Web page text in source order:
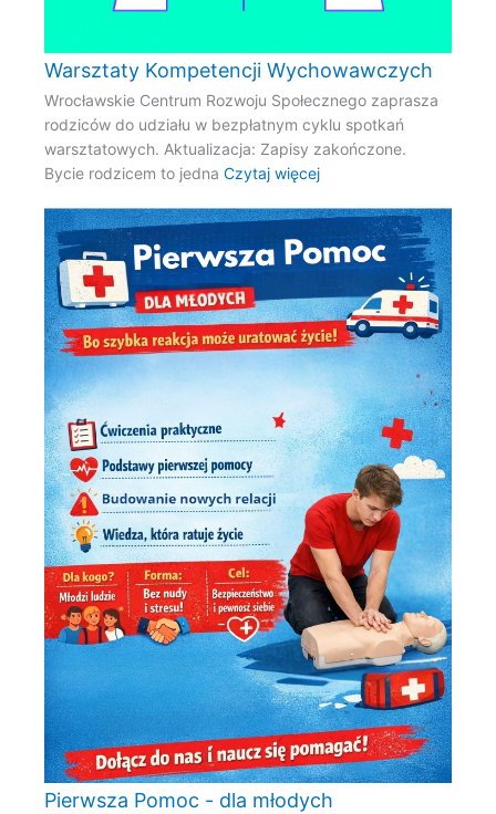
Warsztaty Kompetencji Wychowawczych
Wrocławskie Centrum Rozwoju Społecznego zaprasza
rodziców do udziału w bezpłatnym cyklu spotkań
warsztatowych. Aktualizacja: Zapisy zakończone.
Bycie rodzicem to jednaCzytaj więcej
Pierwsza Pomoc - dla młodych